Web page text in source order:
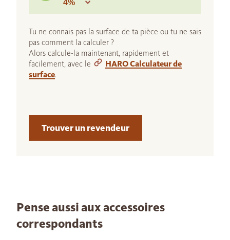
Tu ne connais pas la surface de ta pièce ou tu ne sais
pas comment la calculer ?
Alors calcule-la maintenant, rapidement et
facilement, avec le
HARO Calculateur de
surface.
Trouver un revendeur
Pense aussi aux accessoires
correspondants